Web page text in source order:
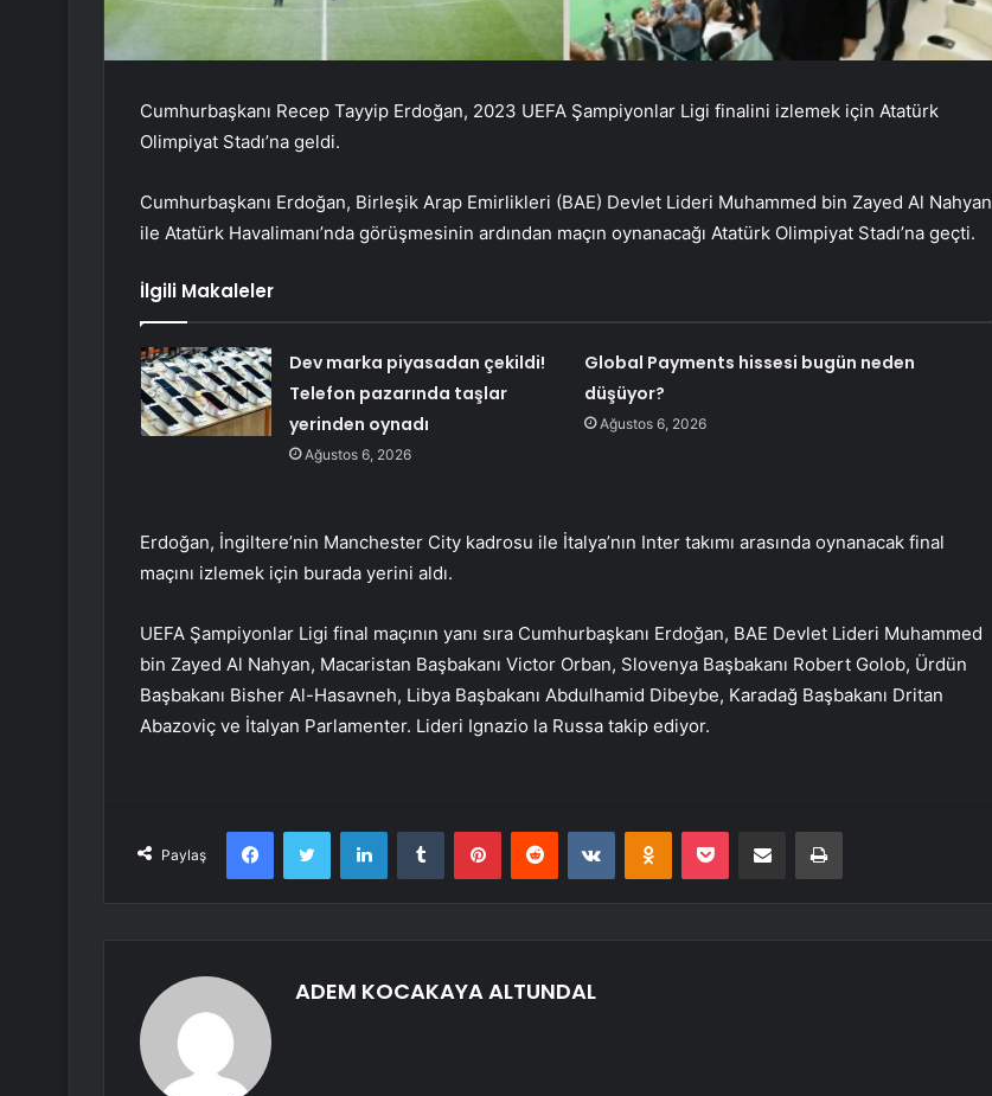
Cumhurbaşkanı Recep Tayyip Erdoğan, 2023 UEFA Şampiyonlar Ligi finalini izlemek için Atatürk
Olimpiyat Stadı’na geldi.
Cumhurbaşkanı Erdoğan, Birleşik Arap Emirlikleri (BAE) Devlet Lideri Muhammed bin Zayed Al Nahyan
ile Atatürk Havalimanı’nda görüşmesinin ardından maçın oynanacağı Atatürk Olimpiyat Stadı’na geçti.
İlgili Makaleler
Dev marka piyasadan çekildi!
Telefon pazarında taşlar
yerinden oynadı
Ağustos 6, 2026
Global Payments hissesi bugün neden
düşüyor?
Ağustos 6, 2026
Erdoğan, İngiltere’nin Manchester City kadrosu ile İtalya’nın Inter takımı arasında oynanacak final
maçını izlemek için burada yerini aldı.
UEFA Şampiyonlar Ligi final maçının yanı sıra Cumhurbaşkanı Erdoğan, BAE Devlet Lideri Muhammed
bin Zayed Al Nahyan, Macaristan Başbakanı Victor Orban, Slovenya Başbakanı Robert Golob, Ürdün
Başbakanı Bisher Al-Hasavneh, Libya Başbakanı Abdulhamid Dibeybe, Karadağ Başbakanı Dritan
Abazoviç ve İtalyan Parlamenter. Lideri Ignazio la Russa takip ediyor.
Paylaş
FacebookTwitter LinkedInTumblr PinterestReddit VKontakteOdnoklassniki
Pocket E-Posta ile paylaş Yazdır
ADEM KOCAKAYA ALTUNDAL